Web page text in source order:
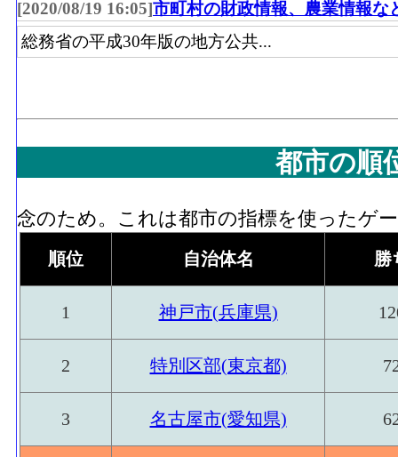
[2020/08/19 16:05]市町村の財政情報、農業情報な
総務省の平成30年版の地方公共...
都市の順
念のため。これは都市の指標を使ったゲ
順位 自治体名 勝
1 神戸市(兵庫県)
2 特別区部(東京都)
3 名古屋市(愛知県)